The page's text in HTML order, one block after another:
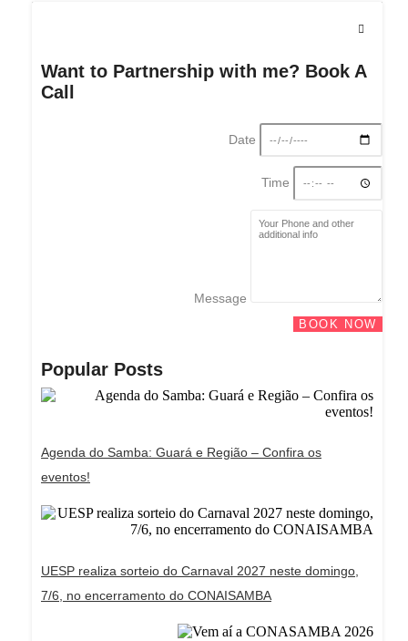
Want to Partnership with me? Book A
Call
Date
Time
Message
BOOK NOW
Popular Posts
Agenda do Samba: Guará e Região – Confira os
eventos!
UESP realiza sorteio do Carnaval 2027 neste domingo,
7/6, no encerramento do CONAISAMBA